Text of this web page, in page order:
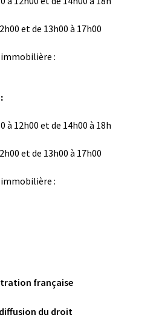
et de 13h00 à 17h00
:
à 12h00 et de 14h00 à 18h
et de 13h00 à 17h00
:
française
du droit